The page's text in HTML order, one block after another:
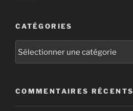
CATÉGORIES
COMMENTAIRES RÉCENTS